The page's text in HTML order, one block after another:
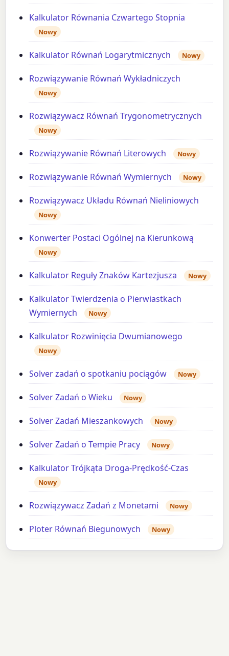
Kalkulator Równania Czwartego Stopnia
Nowy
Kalkulator Równań Logarytmicznych Nowy
Rozwiązywanie Równań Wykładniczych
Nowy
Rozwiązywacz Równań Trygonometrycznych
Nowy
Rozwiązywanie Równań Literowych Nowy
Rozwiązywanie Równań Wymiernych Nowy
Rozwiązywacz Układu Równań Nieliniowych
Nowy
Konwerter Postaci Ogólnej na Kierunkową
Nowy
Kalkulator Reguły Znaków Kartezjusza Nowy
Kalkulator Twierdzenia o Pierwiastkach
Wymiernych
Nowy
Kalkulator Rozwinięcia Dwumianowego
Nowy
Solver zadań o spotkaniu pociągów Nowy
Solver Zadań o Wieku Nowy
Solver Zadań Mieszankowych Nowy
Solver Zadań o Tempie Pracy Nowy
Kalkulator Trójkąta Droga-Prędkość-Czas
Nowy
Rozwiązywacz Zadań z Monetami Nowy
Ploter Równań Biegunowych Nowy